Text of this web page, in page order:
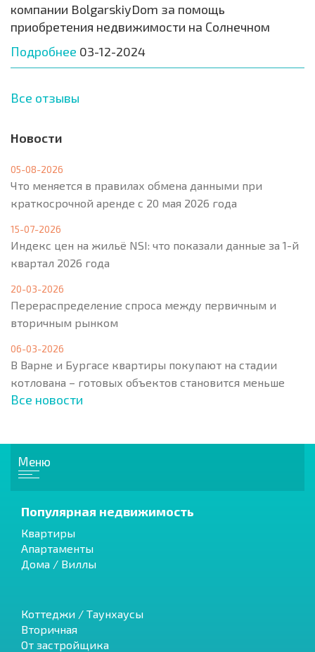
компании BolgarskiyDom за помощь
приобретения недвижимости на Солнечном
Подробнее 03-12-2024
Все отзывы
Новости
05-08-2026
Что меняется в правилах обмена данными при
краткосрочной аренде с 20 мая 2026 года
15-07-2026
Индекс цен на жильё NSI: что показали данные за 1-й
квартал 2026 года
20-03-2026
Перераспределение спроса между первичным и
вторичным рынком
06-03-2026
В Варне и Бургасе квартиры покупают на стадии
котлована – готовых объектов становится меньше
Все новости
Меню
Популярная недвижимость
Квартиры
Апартаменты
Дома / Виллы
Коттеджи / Таунхаусы
Вторичная
От застройщика